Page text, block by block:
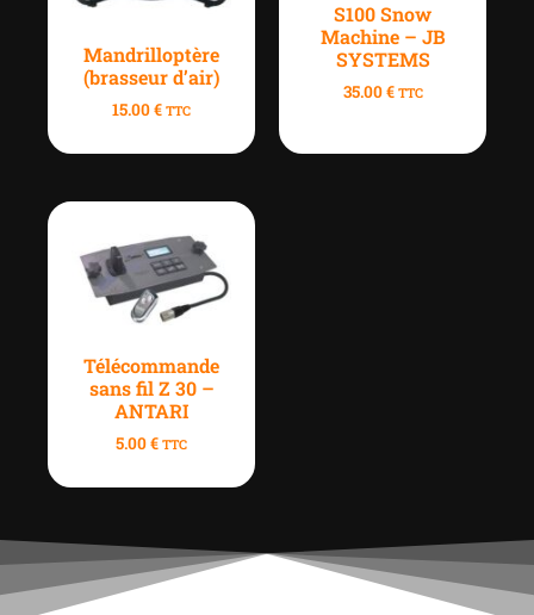
Mandrilloptère
(brasseur d’air)
15.00€ TTC
S100 Snow
Machine – JB
SYSTEMS
35.00€ TTC
Télécommande
sans fil Z 30 –
ANTARI
5.00€ TTC